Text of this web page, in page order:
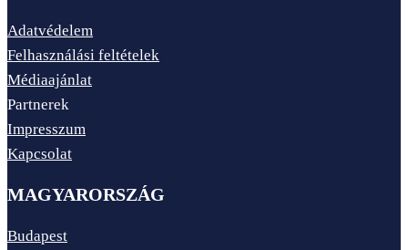
Adatvédelem
Felhasználási feltételek
Médiaajánlat
Partnerek
Impresszum
Kapcsolat
MAGYARORSZÁG
Budapest